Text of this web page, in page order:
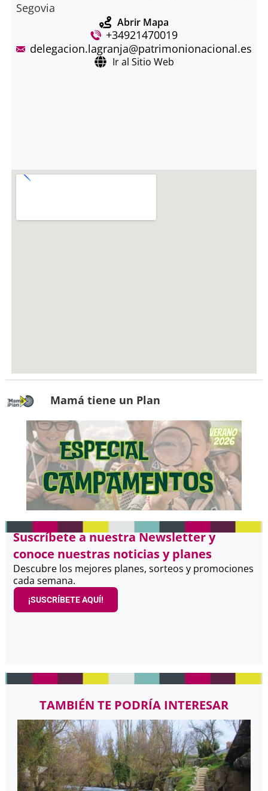
Segovia
Abrir Mapa
+34921470019
delegacion.lagranja@patrimonionacional.es
Ir al Sitio Web
Mamá tiene un Plan
Suscríbete a nuestra Newsletter y
conoce nuestras noticias y planes
Descubre los mejores planes, sorteos y promociones
cada semana.
¡SUSCRÍBETE AQUÍ!
TAMBIÉN TE PODRÍA INTERESAR